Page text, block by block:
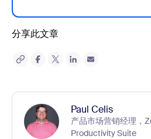
分享此文章
Paul Celis
产品市场营销经理，
Productivity Suite